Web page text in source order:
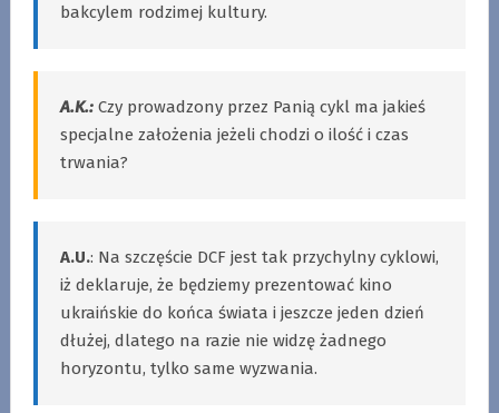
bakcylem rodzimej kultury.
A.K.: Czy prowadzony przez Panią cykl ma jakieś
specjalne założenia jeżeli chodzi o ilość i czas
trwania?
A.U.: Na szczęście DCF jest tak przychylny cyklowi,
iż deklaruje, że będziemy prezentować kino
ukraińskie do końca świata i jeszcze jeden dzień
dłużej, dlatego na razie nie widzę żadnego
horyzontu, tylko same wyzwania.